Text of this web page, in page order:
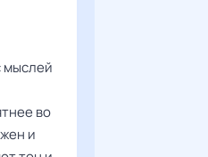
мыслей
во
и